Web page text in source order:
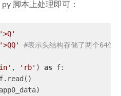
脚本上处理即可：
'>Q'
'>QQ' #表示头结构存储了两个64位
, 'rb' ) as f: